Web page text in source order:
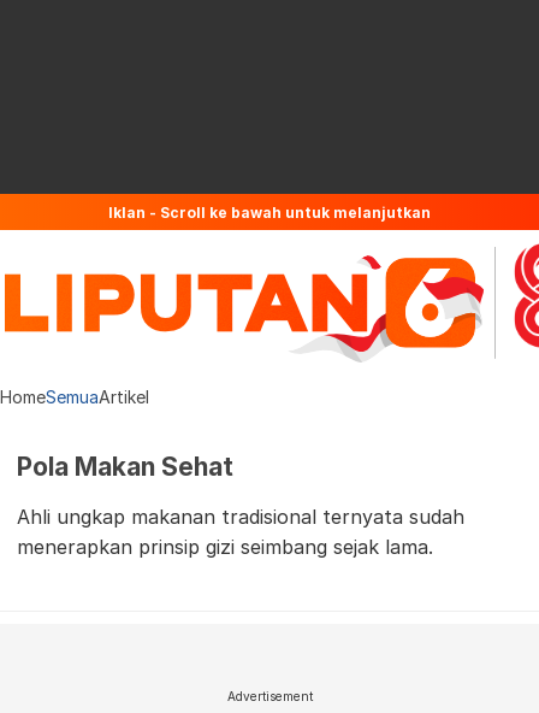
Iklan - Scroll ke bawah untuk melanjutkan
HomeSemuaArtikel
Pola Makan Sehat
Ahli ungkap makanan tradisional ternyata sudah
menerapkan prinsip gizi seimbang sejak lama.
Advertisement